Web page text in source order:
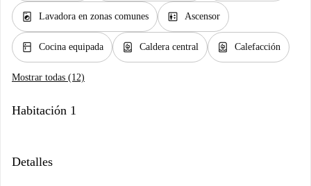
local_laundry_service Lavadora en zonas comunes elevator Ascensor
kitchen Cocina equipada water_heater Caldera central water_heater Calefacción
Mostrar todas (12)
Habitación 1
Detalles